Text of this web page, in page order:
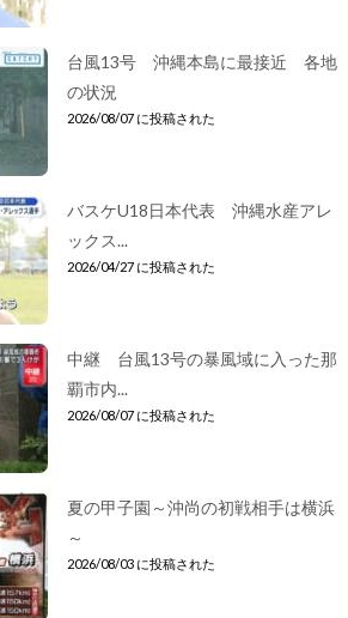
台風13号 沖縄本島に最接近 各地
の状況
2026/08/07 に投稿された
バスケU18日本代表 沖縄水産アレ
ックス...
2026/04/27 に投稿された
中継 台風13号の暴風域に入った那
覇市内...
2026/08/07 に投稿された
夏の甲子園～沖尚の初戦相手は横浜
～
2026/08/03 に投稿された